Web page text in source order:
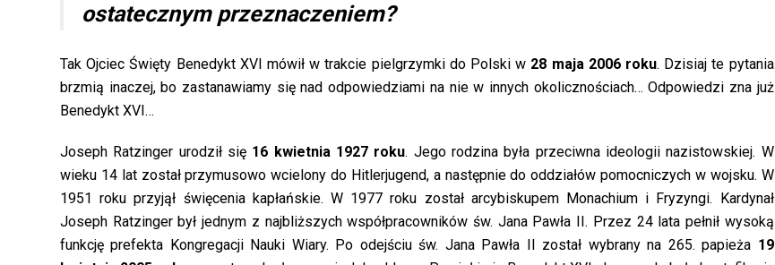
ostatecznym przeznaczeniem?
Tak Ojciec Święty Benedykt XVI mówił w trakcie pielgrzymki do Polski w 28 maja 2006 roku. Dzisiaj te pytania
brzmią inaczej, bo zastanawiamy się nad odpowiedziami na nie w innych okolicznościach… Odpowiedzi zna już
Benedykt XVI…
Joseph Ratzinger urodził się 16 kwietnia 1927 roku. Jego rodzina była przeciwna ideologii nazistowskiej. W
wieku 14 lat został przymusowo wcielony do Hitlerjugend, a następnie do oddziałów pomocniczych w wojsku. W
1951 roku przyjął święcenia kapłańskie. W 1977 roku został arcybiskupem Monachium i Fryzyngi. Kardynał
Joseph Ratzinger był jednym z najbliższych współpracowników św. Jana Pawła II. Przez 24 lata pełnił wysoką
funkcję prefekta Kongregacji Nauki Wiary. Po odejściu św. Jana Pawła II został wybrany na 265. papieża 19